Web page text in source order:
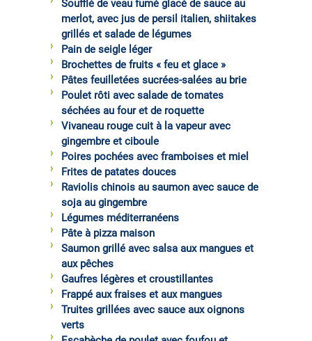
Soufflé de veau fumé glacé de sauce au
merlot, avec jus de persil italien, shiitakes
grillés et salade de légumes
Pain de seigle léger
Brochettes de fruits « feu et glace »
Pâtes feuilletées sucrées-salées au brie
Poulet rôti avec salade de tomates
séchées au four et de roquette
Vivaneau rouge cuit à la vapeur avec
gingembre et ciboule
Poires pochées avec framboises et miel
Frites de patates douces
Raviolis chinois au saumon avec sauce de
soja au gingembre
Légumes méditerranéens
Pâte à pizza maison
Saumon grillé avec salsa aux mangues et
aux pêches
Gaufres légères et croustillantes
Frappé aux fraises et aux mangues
Truites grillées avec sauce aux oignons
verts